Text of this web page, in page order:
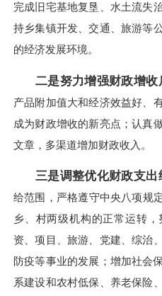
完成旧宅基地复垦、水土流失
持乡集镇开发、交通、旅游等
的经济发展环境。
二是努力增强财政增收
产品附加值大和经济效益好、
成为财政增收的新亮点；认真
文章，多渠道增加财政收入。
三是调整优化财政支出
给范围，严格遵守中央八项规
乡、村两级机构的正常运转
资、项目、旅游、党建、综治
防疫等事业的发展；增加社会
系建设和农村低保、养老保险